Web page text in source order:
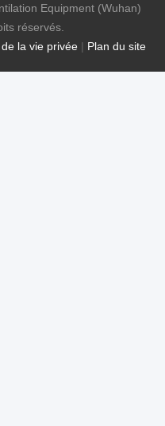
la vie privée| Plan du site
Equipment (Wuhan)
réservés.